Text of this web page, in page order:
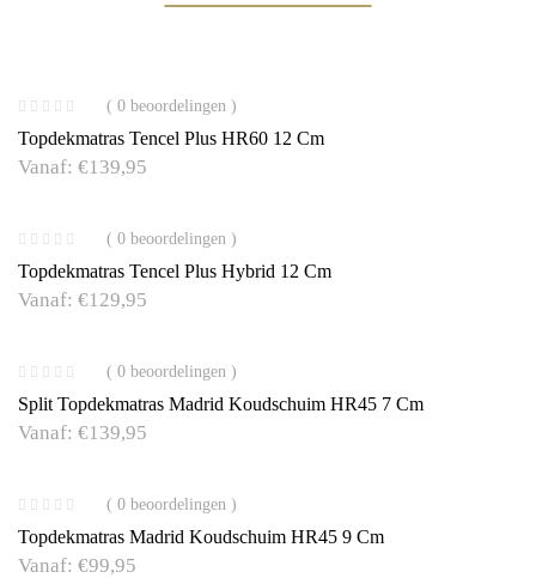
( 0 beoordelingen )
Topdekmatras Tencel Plus HR60 12 Cm
Vanaf: €139,95
( 0 beoordelingen )
Topdekmatras Tencel Plus Hybrid 12 Cm
Vanaf: €129,95
( 0 beoordelingen )
Split Topdekmatras Madrid Koudschuim HR45 7 Cm
Vanaf: €139,95
( 0 beoordelingen )
Topdekmatras Madrid Koudschuim HR45 9 Cm
Vanaf: €99,95